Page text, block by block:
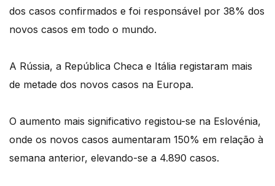
dos casos confirmados e foi responsável por 38% dos
novos casos em todo o mundo.
A Rússia, a República Checa e Itália registaram mais
de metade dos novos casos na Europa.
O aumento mais significativo registou-se na Eslovénia,
onde os novos casos aumentaram 150% em relação à
semana anterior, elevando-se a 4.890 casos.